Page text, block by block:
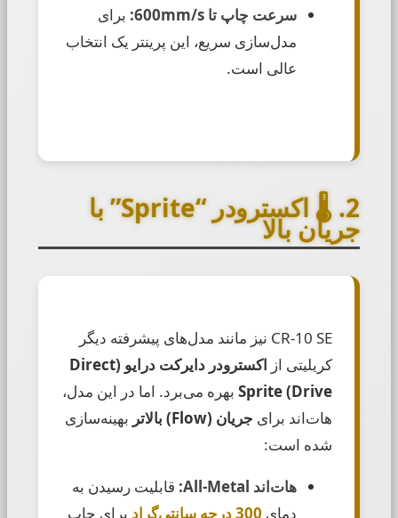
سرعت چاپ تا 600mm/s:
برای
مدل‌سازی سریع، این پرینتر یک انتخاب
عالی است.
2. 🌡️ اکسترودر “Sprite” با
جریان بالا
CR-10 SE نیز مانند مدل‌های پیشرفته دیگر
کریلیتی از
اکسترودر دایرکت درایو (Direct
Drive) Sprite
بهره می‌برد. اما در این مدل،
هات‌اند برای جریان (Flow) بالاتر
بهینه‌سازی
شده است:
هات‌اند All-Metal:
قابلیت رسیدن به
دمای 300 درجه سانتی‌گراد برای چاپ